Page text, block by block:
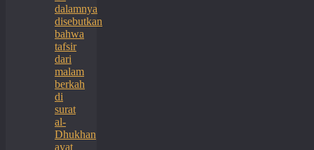
dalamnya
disebutkan
bahwa
tafsir
dari
malam
berkah
di
surat
al-
Dhukhan
ayat